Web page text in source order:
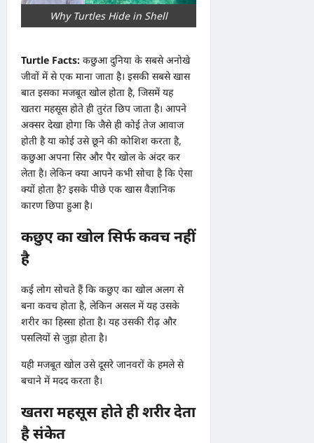
Why Turtles Hide in Shell
Turtle Facts: कछुआ दुनिया के सबसे अनोखे
जीवों में से एक माना जाता है। इसकी सबसे खास
बात इसका मजबूत खोल होता है, जिसमें यह
खतरा महसूस होते ही तुरंत छिप जाता है। आपने
अक्सर देखा होगा कि जैसे ही कोई तेज आवाज
होती है या कोई उसे छूने की कोशिश करता है,
कछुआ अपना सिर और पैर खोल के अंदर कर
लेता है। लेकिन क्या आपने कभी सोचा है कि ऐसा
क्यों होता है? इसके पीछे एक खास वैज्ञानिक
कारण छिपा हुआ है।
कछुए का खोल सिर्फ कवच नहीं
है
कई लोग सोचते हैं कि कछुए का खोल अलग से
बना कवच होता है, लेकिन असल में यह उसके
शरीर का हिस्सा होता है। यह उसकी रीढ़ और
पसलियों से जुड़ा होता है।
यही मजबूत खोल उसे दूसरे जानवरों के हमले से
बचाने में मदद करता है।
खतरा महसूस होते ही शरीर देता
है संकेत